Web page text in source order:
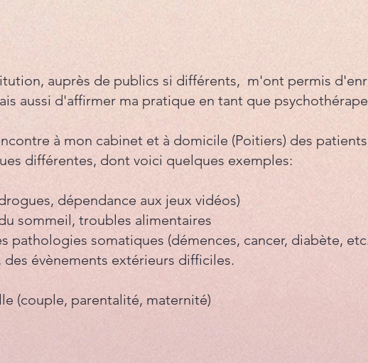
auprès de publics si différents, m'ont permis
aussi d'affirmer ma pratique en tant que
à mon cabinet et à domicile (Poitiers) des
différentes, dont voici quelques exemples:
dépendance aux jeux vidéos)
sommeil, troubles alimentaires
pathologies somatiques (démences, cancer, diabète,
des évènements extérieurs difficiles.
(couple, parentalité, maternité)